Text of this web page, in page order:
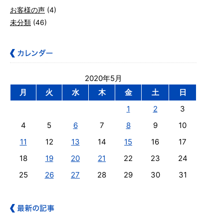
お客様の声 (4)
未分類 (46)
2020年5月
月
火 水 木 金 土
日
1
2
3
4
5 6 7 8 9
10
11
12 13 14 15 16
17
18
19 20 21 22 23
24
25
26 27 28 29 30 31